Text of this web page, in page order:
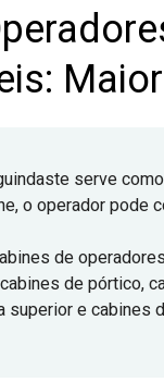
serve
o operador pode
de
de pórtico,
superior e cabines